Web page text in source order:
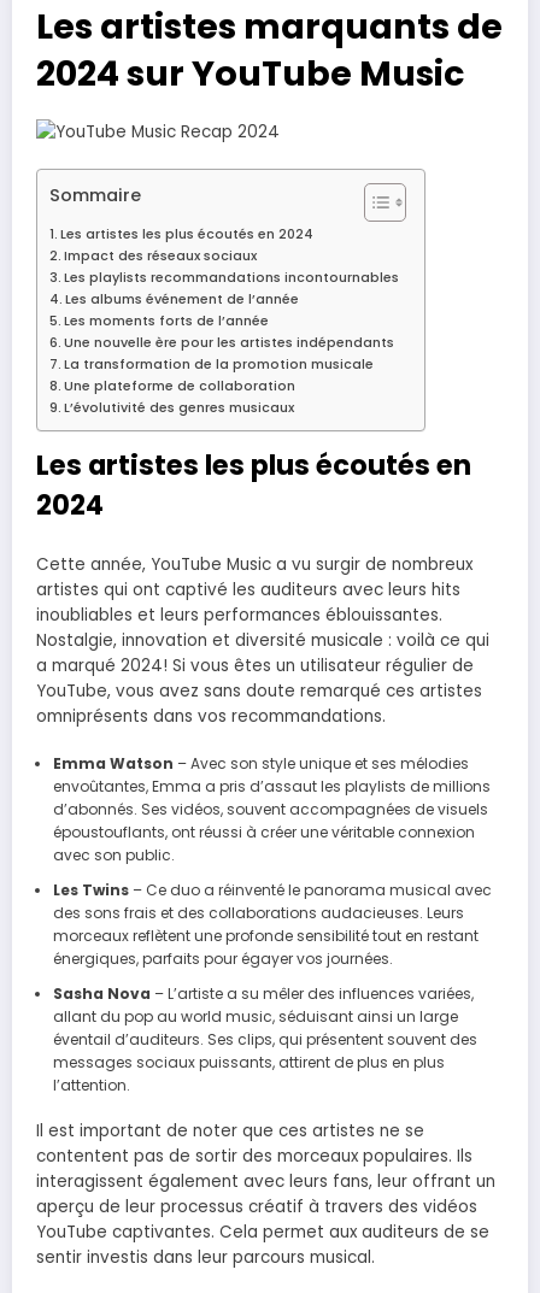
Les artistes marquants de
2024 sur YouTube Music
Sommaire
Les artistes les plus écoutés en 2024
Impact des réseaux sociaux
Les playlists recommandations incontournables
Les albums événement de l’année
Les moments forts de l’année
Une nouvelle ère pour les artistes indépendants
La transformation de la promotion musicale
Une plateforme de collaboration
L’évolutivité des genres musicaux
Les artistes les plus écoutés en
2024
Cette année, YouTube Music a vu surgir de nombreux
artistes qui ont captivé les auditeurs avec leurs hits
inoubliables et leurs performances éblouissantes.
Nostalgie, innovation et diversité musicale : voilà ce qui
a marqué 2024! Si vous êtes un utilisateur régulier de
YouTube, vous avez sans doute remarqué ces artistes
omniprésents dans vos recommandations.
Emma Watson – Avec son style unique et ses mélodies
envoûtantes, Emma a pris d’assaut les playlists de millions
d’abonnés. Ses vidéos, souvent accompagnées de visuels
époustouflants, ont réussi à créer une véritable connexion
avec son public.
Les Twins– Ce duo a réinventé le panorama musical avec
des sons frais et des collaborations audacieuses. Leurs
morceaux reflètent une profonde sensibilité tout en restant
énergiques, parfaits pour égayer vos journées.
Sasha Nova – L’artiste a su mêler des influences variées,
allant du pop au world music, séduisant ainsi un large
éventail d’auditeurs. Ses clips, qui présentent souvent des
messages sociaux puissants, attirent de plus en plus
l’attention.
Il est important de noter que ces artistes ne se
contentent pas de sortir des morceaux populaires. Ils
interagissent également avec leurs fans, leur offrant un
aperçu de leur processus créatif à travers des vidéos
YouTube captivantes. Cela permet aux auditeurs de se
sentir investis dans leur parcours musical.